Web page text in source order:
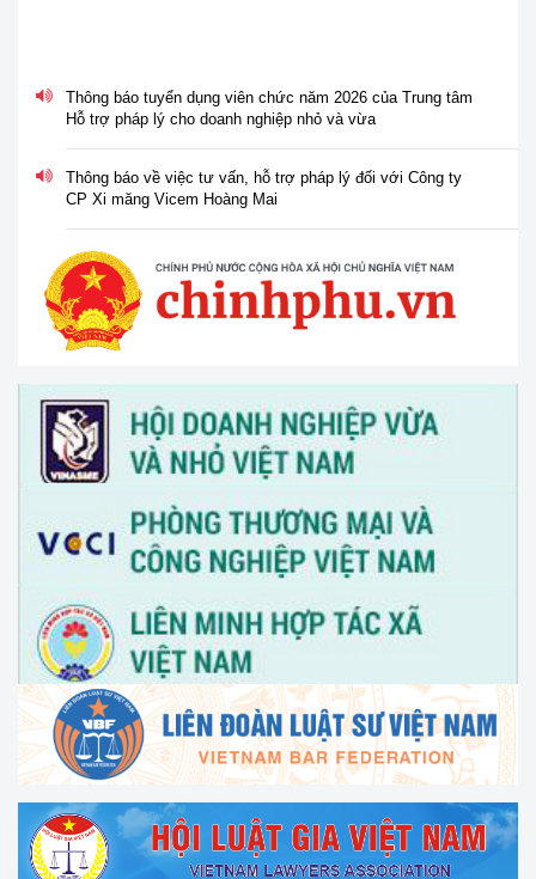
Thông báo tuyển dụng viên chức năm 2026 của Trung tâm
Hỗ trợ pháp lý cho doanh nghiệp nhỏ và vừa
Thông báo về việc tư vấn, hỗ trợ pháp lý đối với Công ty
CP Xi măng Vicem Hoàng Mai
Thông báo về việc nghỉ lễ Giỗ tổ Hùng Vương, ngày Chiến
thắng 30/4 và ngày Quốc tế Lao động 01/5 năm 2026
Tổ chức Hội nghị tập huấn "Tư vấn, hỗ trợ pháp lý cho phụ
nữ khởi nghiệp, phát triển kinh doanh" vào ngày 30/3/2026
V/v thông tin và đề nghị phối hợp triển khai hoạt động của
Trung tâm Hỗ trợ pháp lý cho doanh nghiệp nhỏ và vừa